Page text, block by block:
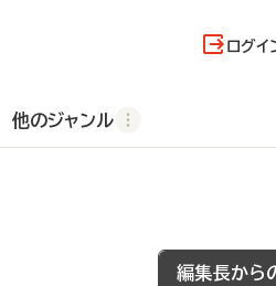
ログイ
他のジャンル
編集長から